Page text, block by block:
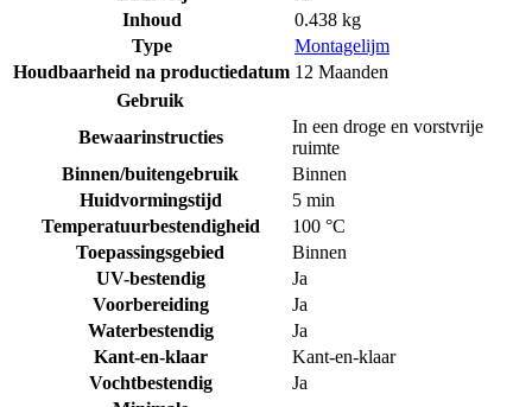
Inhoud
0.438 kg
Type
Montagelijm
Houdbaarheid na productiedatum 12 Maanden
Gebruik
Bewaarinstructies
In een droge en vorstvrije
ruimte
Binnen/buitengebruik
Binnen
Huidvormingstijd
5 min
Temperatuurbestendigheid
100 °C
Toepassingsgebied
Binnen
UV-bestendig
Ja
Voorbereiding
Ja
Waterbestendig
Ja
Kant-en-klaar
Kant-en-klaar
Vochtbestendig
Ja